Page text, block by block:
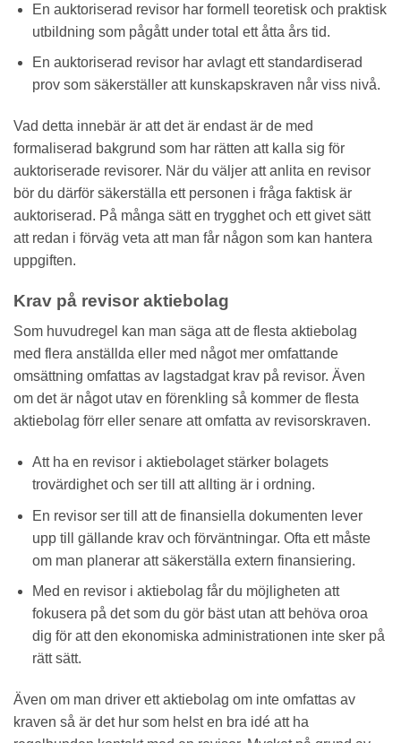
En auktoriserad revisor har formell teoretisk och praktisk
utbildning som pågått under total ett åtta års tid.
En auktoriserad revisor har avlagt ett standardiserad
prov som säkerställer att kunskapskraven når viss nivå.
Vad detta innebär är att det är endast är de med
formaliserad bakgrund som har rätten att kalla sig för
auktoriserade revisorer. När du väljer att anlita en revisor
bör du därför säkerställa ett personen i fråga faktisk är
auktoriserad. På många sätt en trygghet och ett givet sätt
att redan i förväg veta att man får någon som kan hantera
uppgiften.
Krav på revisor aktiebolag
Som huvudregel kan man säga att de flesta aktiebolag
med flera anställda eller med något mer omfattande
omsättning omfattas av lagstadgat krav på revisor. Även
om det är något utav en förenkling så kommer de flesta
aktiebolag förr eller senare att omfatta av revisorskraven.
Att ha en revisor i aktiebolaget stärker bolagets
trovärdighet och ser till att allting är i ordning.
En revisor ser till att de finansiella dokumenten lever
upp till gällande krav och förväntningar. Ofta ett måste
om man planerar att säkerställa extern finansiering.
Med en revisor i aktiebolag får du möjligheten att
fokusera på det som du gör bäst utan att behöva oroa
dig för att den ekonomiska administrationen inte sker på
rätt sätt.
Även om man driver ett aktiebolag om inte omfattas av
kraven så är det hur som helst en bra idé att ha